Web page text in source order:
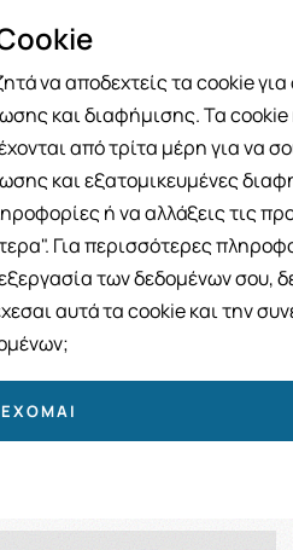
των 49€
ΓΥΝΑΙΚΑ ΑΝΔΡΑΣ
να αποδεχτείς τα cookie
και διαφήμισης. Τα
από τρίτα μέρη για να
και εξατομικευμένες
ή να αλλάξεις τις
Για περισσότερες
των δεδομένων σου,
αυτά τα cookie και την